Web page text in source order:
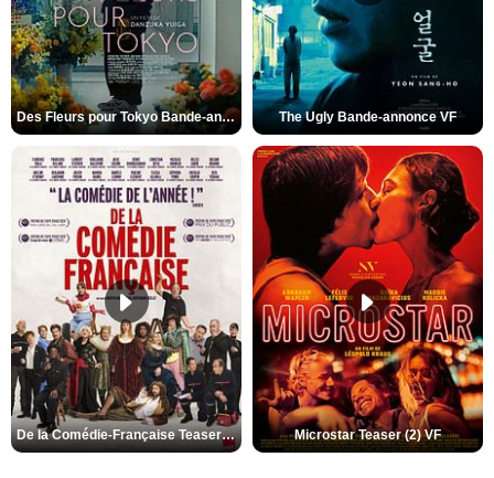
Des Fleurs pour Tokyo Bande-annonce VO STFR The Ugly Bande-annonce VF
De la Comédie-Française Teaser (3) VF Microstar Teaser (2) VF